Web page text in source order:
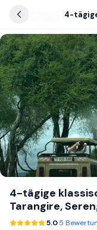
4-tägige
Tarangire,
5.05